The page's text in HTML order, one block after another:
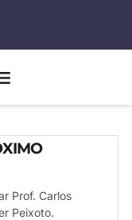
Prof. Carlos
Peixoto.